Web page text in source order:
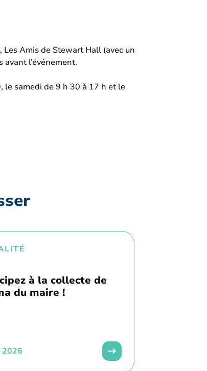
Amis de Stewart Hall (avec un
l’événement.
le samedi de 9 h 30 à 17 h et le
à la collecte de
du maire !